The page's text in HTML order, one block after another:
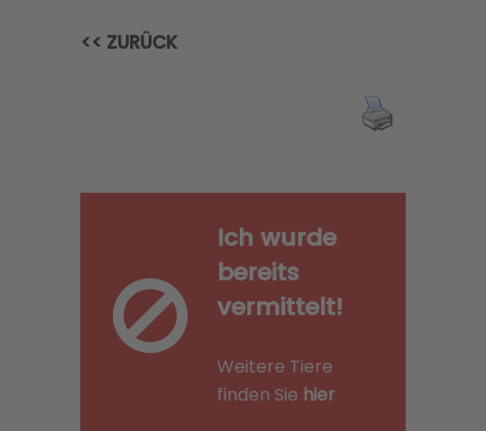
<< ZURÜCK
Ich wurde
bereits
vermittelt!
Weitere Tiere
finden Sie hier